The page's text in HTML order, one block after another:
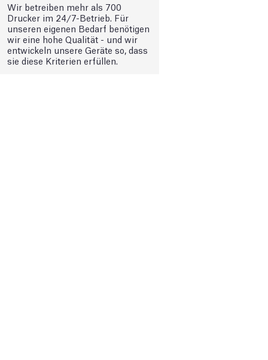
Wir betreiben mehr als 700
Drucker im 24/7-Betrieb. Für
unseren eigenen Bedarf benötigen
wir eine hohe Qualität - und wir
entwickeln unsere Geräte so, dass
sie diese Kriterien erfüllen.